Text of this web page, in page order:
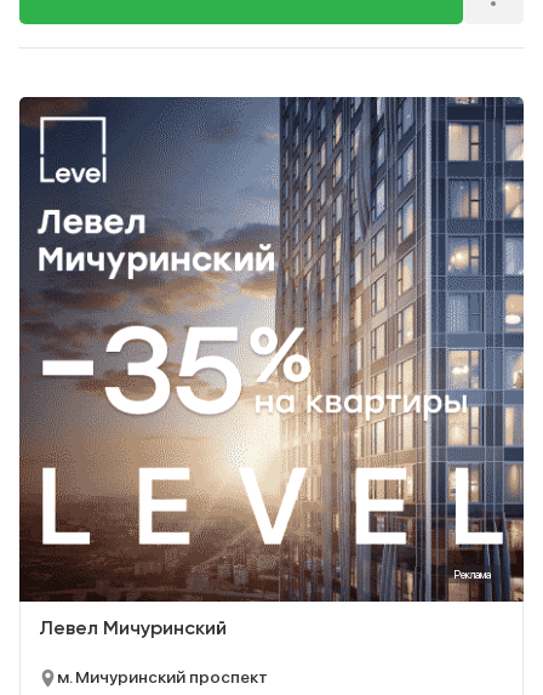
Реклама
Левел Мичуринский
м. Мичуринский проспект